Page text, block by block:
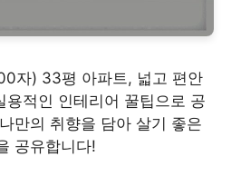
자) 33평 아파트, 넓고 편안
용적인 인테리어 꿀팁으로 공
만의 취향을 담아 살기 좋은
공유합니다!